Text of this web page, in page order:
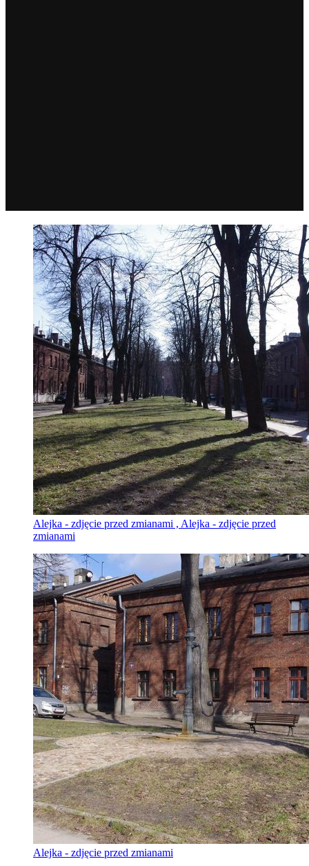
Alejka - zdjęcie przed zmianami , Alejka - zdjęcie przed
zmianami
Alejka - zdjęcie przed zmianami